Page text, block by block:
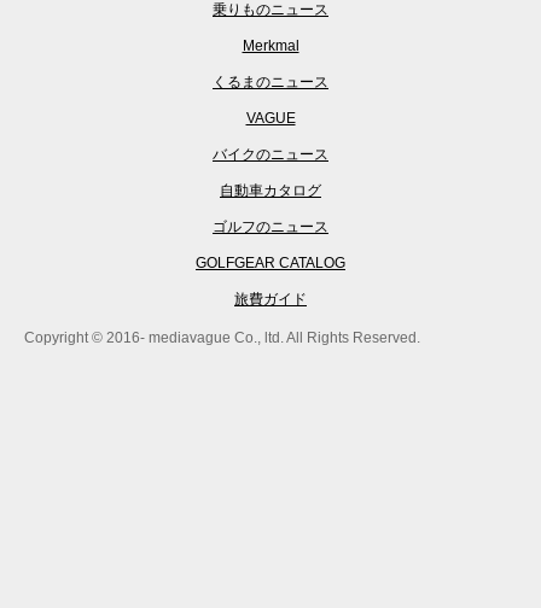
乗りものニュース
Merkmal
くるまのニュース
VAGUE
バイクのニュース
自動車カタログ
ゴルフのニュース
GOLFGEAR CATALOG
旅費ガイド
Copyright © 2016- mediavague Co., ltd. All Rights Reserved.